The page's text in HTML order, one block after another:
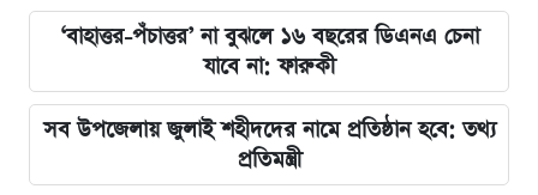
‘বাহাত্তর-পঁচাত্তর’ না বুঝলে ১৬ বছরের ডিএনএ চেনা
যাবে না: ফারুকী
সব উপজেলায় জুলাই শহীদদের নামে প্রতিষ্ঠান হবে: তথ্য
প্রতিমন্ত্রী